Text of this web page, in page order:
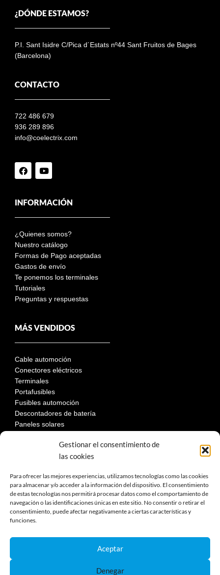
Gestionar el consentimiento de
las cookies
Para ofrecer las mejores experiencias, utilizamos tecnologías como las cookies
para almacenar y/o acceder a la información del dispositivo. El consentimiento
de estas tecnologías nos permitirá procesar datos como el comportamiento de
navegación o las identificaciones únicas en este sitio. No consentir o retirar el
consentimiento, puede afectar negativamente a ciertas características y
funciones.
Aceptar
Denegar
¿DÓNDE ESTAMOS?
P.I. Sant Isidre C/Pica d´Estats nº44 Sant Fruitos de Bages
(Barcelona)
CONTACTO
722 486 679
936 289 896
info@coelectrix.com
INFORMACIÓN
¿Quienes somos?
Nuestro catálogo
Formas de Pago aceptadas
Gastos de envío
Te ponemos los terminales
Tutoriales
Preguntas y respuestas
MÁS VENDIDOS
Cable automoción
Conectores eléctricos
Terminales
Portafusibles
Fusibles automoción
Descontadores de batería
Paneles solares
Aviso Legal
Política de privacidad
Política de cookies
Términos y condiciones de compra
Reclamaciones y desestimiento